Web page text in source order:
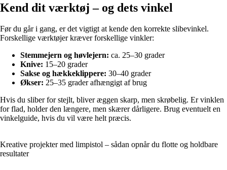
Kend dit værktøj – og dets vinkel
Før du går i gang, er det vigtigt at kende den korrekte slibevinkel.
Forskellige værktøjer kræver forskellige vinkler:
Stemmejern og høvlejern: ca. 25–30 grader
Knive: 15–20 grader
Sakse og hækkeklippere: 30–40 grader
Økser: 25–35 grader afhængigt af brug
Hvis du sliber for stejlt, bliver æggen skarp, men skrøbelig. Er vinklen
for flad, holder den længere, men skærer dårligere. Brug eventuelt en
vinkelguide, hvis du vil være helt præcis.
Kreative projekter med limpistol – sådan opnår du flotte og holdbare
resultater